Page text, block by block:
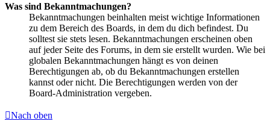
Was sind Bekanntmachungen?
Bekanntmachungen beinhalten meist wichtige Informationen
zu dem Bereich des Boards, in dem du dich befindest. Du
solltest sie stets lesen. Bekanntmachungen erscheinen oben
auf jeder Seite des Forums, in dem sie erstellt wurden. Wie bei
globalen Bekanntmachungen hängt es von deinen
Berechtigungen ab, ob du Bekanntmachungen erstellen
kannst oder nicht. Die Berechtigungen werden von der
Board-Administration vergeben.
Nach oben